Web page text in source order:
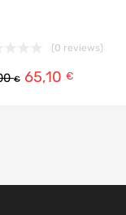
(0 reviews)
€ 65,10 €